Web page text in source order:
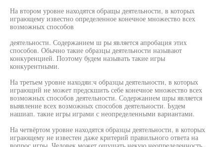
На втором уровне находятся обращы деятельности, в которых
играющему известно определенное конечное множество всех
возможных способов
деятельности. Содержанием ш ры является апробация этих
способов. Обычно такие образцы деятельности называют
конкуренцией. Поэтому будем называть такие игры
конкурентными.
На третьем уровне находяи:ч образцы деятельности, в которых
играющий не может предскшить себе конечное множество всех
возможных способов деятельности. Содержанием шры является
выявление всех возможных способов деятельности. Ьудем
нашиап. такие игры играми с неопределенными вариантами.
На четвёртом уровне находятся образцы деятельности, в которых
играющему не известен даже критерий правильного ответа на